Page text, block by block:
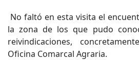
No faltó en esta visita el
la zona de los que pudo
reivindicaciones,
Oficina Comarcal Agraria.